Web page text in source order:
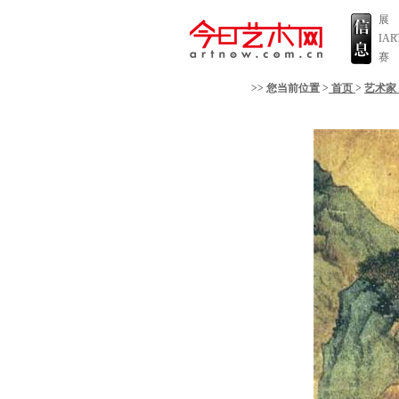
展
赛
>> 您当前位置 > 首页 > 艺术家